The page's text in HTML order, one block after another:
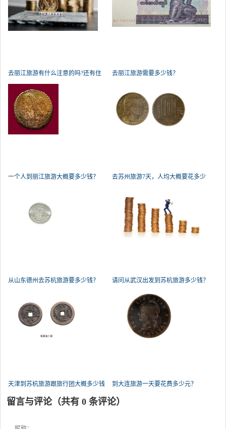
去丽江旅游有什么注意的吗?还有住 去丽江旅游需要多少钱？
一个人到丽江旅游大概要多少钱？
去苏州旅游7天，人均大概要花多少
从山东德州去苏杭旅游要多少钱？ 请问从武汉出发到苏杭旅游多少钱？
天津到苏杭旅游跟旅行团大概多少钱 到大连旅游一天要花费多少元？
留言与评论（共有 0 条评论）